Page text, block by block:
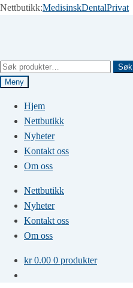
Nettbutikk:MedisinskDentalPrivat
Søk
etter:
Søk
Meny
Hjem
Nettbutikk
Nyheter
Kontakt oss
Om oss
Nettbutikk
Nyheter
Kontakt oss
Om oss
kr0.00 0 produkter